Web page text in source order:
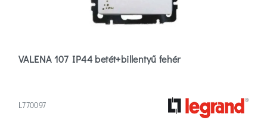
VALENA 107 IP44 betét+billentyű fehér
L770097